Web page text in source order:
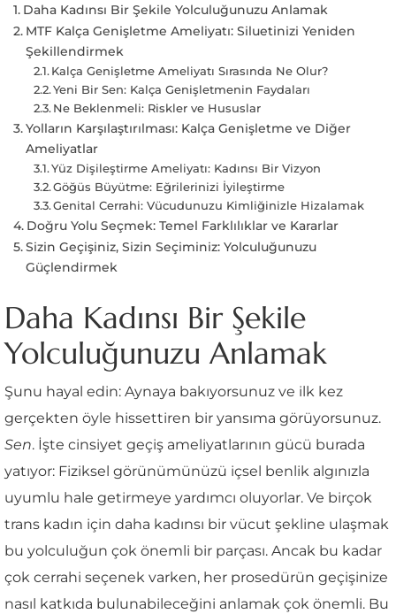
Daha Kadınsı Bir Şekile Yolculuğunuzu Anlamak
MTF Kalça Genişletme Ameliyatı: Siluetinizi Yeniden
Şekillendirmek
Kalça Genişletme Ameliyatı Sırasında Ne Olur?
Yeni Bir Sen: Kalça Genişletmenin Faydaları
Ne Beklenmeli: Riskler ve Hususlar
Yolların Karşılaştırılması: Kalça Genişletme ve Diğer
Ameliyatlar
Yüz Dişileştirme Ameliyatı: Kadınsı Bir Vizyon
Göğüs Büyütme: Eğrilerinizi İyileştirme
Genital Cerrahi: Vücudunuzu Kimliğinizle Hizalamak
Doğru Yolu Seçmek: Temel Farklılıklar ve Kararlar
Sizin Geçişiniz, Sizin Seçiminiz: Yolculuğunuzu
Güçlendirmek
Daha Kadınsı Bir Şekile
Yolculuğunuzu Anlamak
Şunu hayal edin: Aynaya bakıyorsunuz ve ilk kez
gerçekten öyle hissettiren bir yansıma görüyorsunuz.
Sen. İşte cinsiyet geçiş ameliyatlarının gücü burada
yatıyor: Fiziksel görünümünüzü içsel benlik algınızla
uyumlu hale getirmeye yardımcı oluyorlar. Ve birçok
trans kadın için daha kadınsı bir vücut şekline ulaşmak
bu yolculuğun çok önemli bir parçası. Ancak bu kadar
çok cerrahi seçenek varken, her prosedürün geçişinize
nasıl katkıda bulunabileceğini anlamak çok önemli. Bu